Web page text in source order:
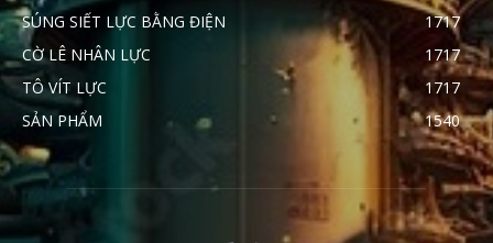
SÚNG SIẾT LỰC BẰNG ĐIỆN
1717
CỜ LÊ NHÂN LỰC
1717
TÔ VÍT LỰC
1717
SẢN PHẨM
1540